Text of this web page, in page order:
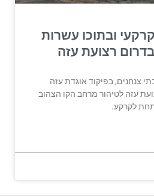
ובתוכו עשרות
רצועת עזה
צנחנים, בפיקוד אוגדת עזה
עזה לטיהור מרחב הקו הצהוב
לקרקע.